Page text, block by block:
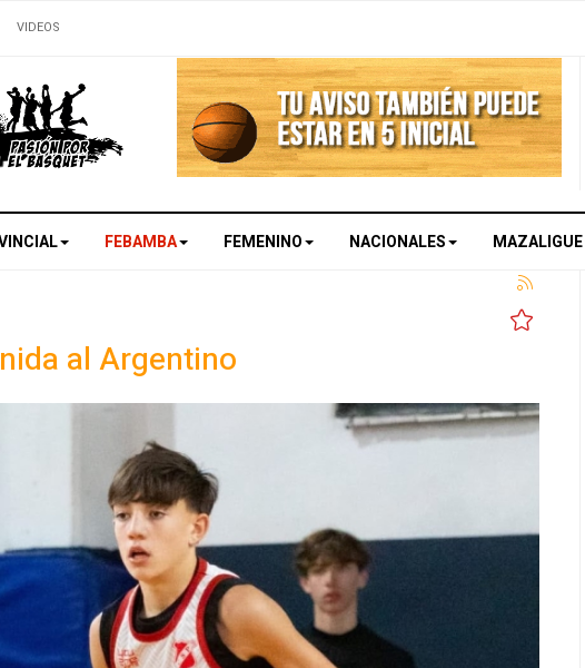
VIDEOS
FEBAMBA FEMENINO NACIONALES MAZALIGUE
al Argentino